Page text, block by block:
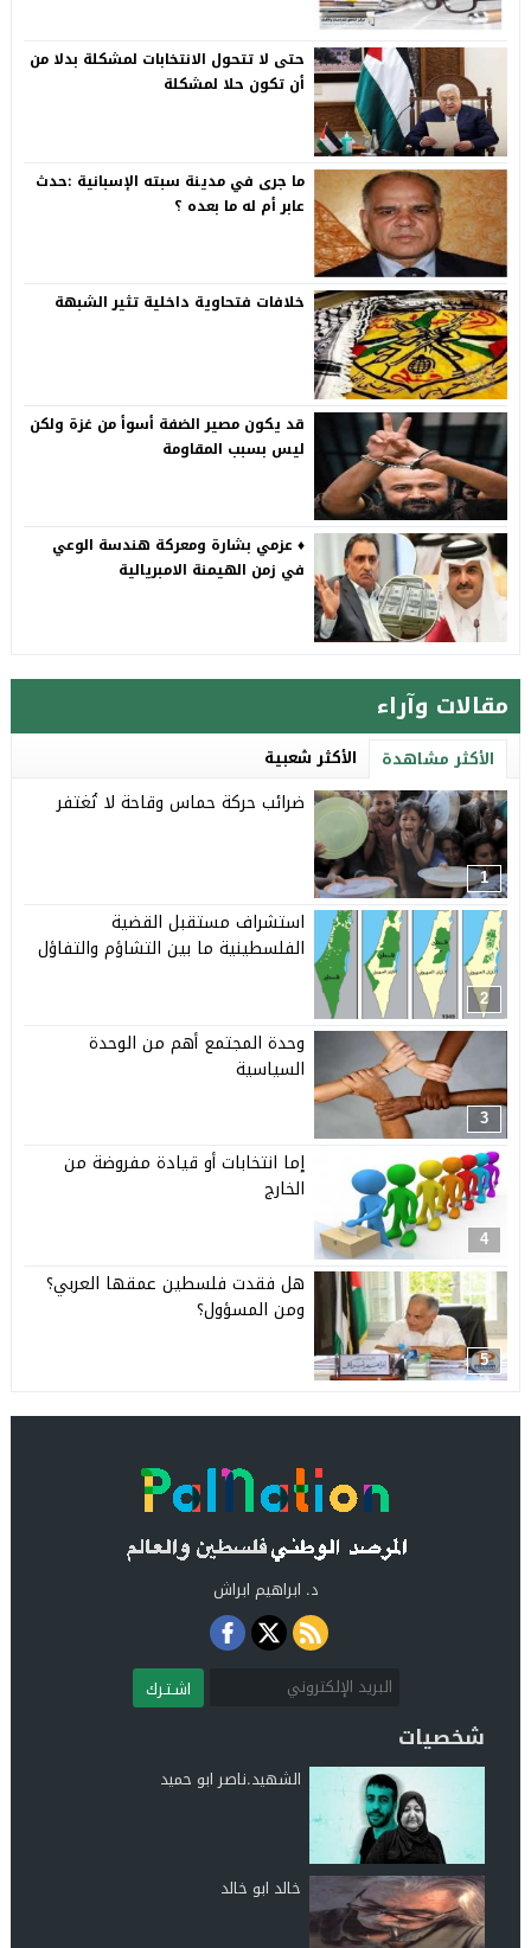
حتى لا تتحول الانتخابات لمشكلة بدلا من
أن تكون حلا لمشكلة
ما جرى في مدينة سبته الإسبانية :حدث
عابر أم له ما بعده ؟
خلافات فتحاوية داخلية تثير الشبهة
قد يكون مصير الضفة أسوأ من غزة ولكن
ليس بسبب المقاومة
♦️ عزمي بشارة ومعركة هندسة الوعي
في زمن الهيمنة الامبريالية
مقالات وآراء
الأكثر مشاهدة الأكثر شعبية
1
ضرائب حركة حماس وقاحة لا تُغتفر
2
استشراف مستقبل القضية
الفلسطينية ما بين التشاؤم والتفاؤل
3
وحدة المجتمع أهم من الوحدة
السياسية
4
إما انتخابات أو قيادة مفروضة من
الخارج
5
هل فقدت فلسطين عمقها العربي؟
ومن المسؤول؟
د. ابراهيم ابراش
اشـتـرك
شخصيات
الشهيد.ناصر ابو حميد
خالد ابو خالد